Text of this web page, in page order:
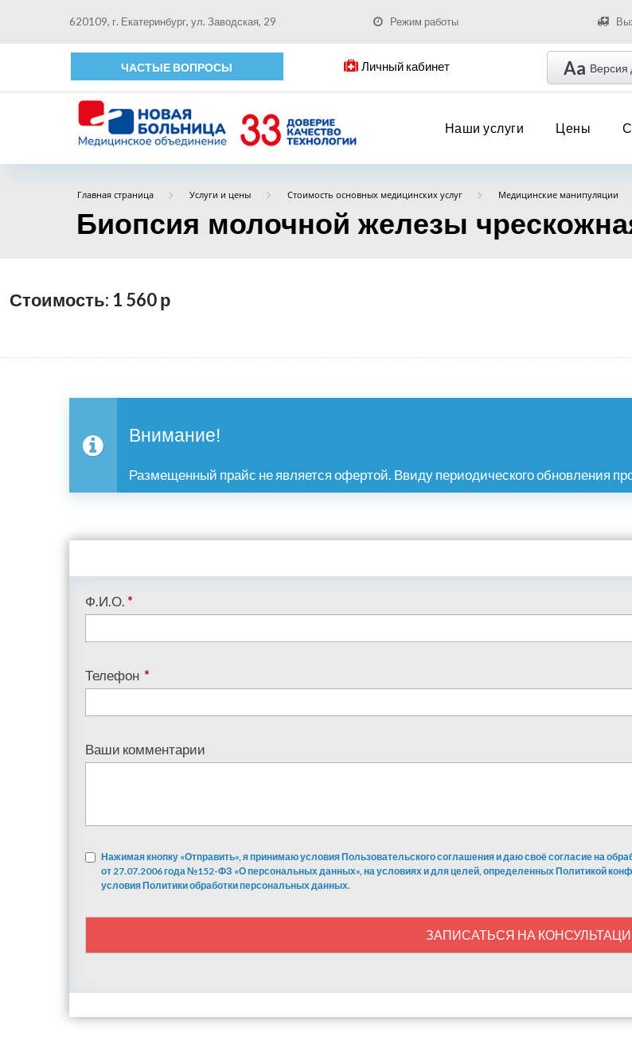
620109, г. Екатеринбург, ул. Заводская, 29 Режим работы
ЧАСТЫЕ ВОПРОСЫ Личный кабинет Aa Версия
Наши услуги Цены
Главная страница Услуги и цены Стоимость основных медицинских услуг Медицинские манипуляции
Биопсия молочной железы
Стоимость: 1 560р
Внимание!
Размещенный прайс не является офертой. Ввиду периодического обновления
Ф.И.О. *
Телефон *
Ваши комментарии
Нажимая кнопку «Отправить», я принимаю условия Пользовательского соглашения и даю своё согласие на
от 27.07.2006 года №152-ФЗ «О персональных данных», на условиях и для целей, определенных Политикой
условия Политики обработки персональных данных.
ЗАПИСАТЬСЯ НА